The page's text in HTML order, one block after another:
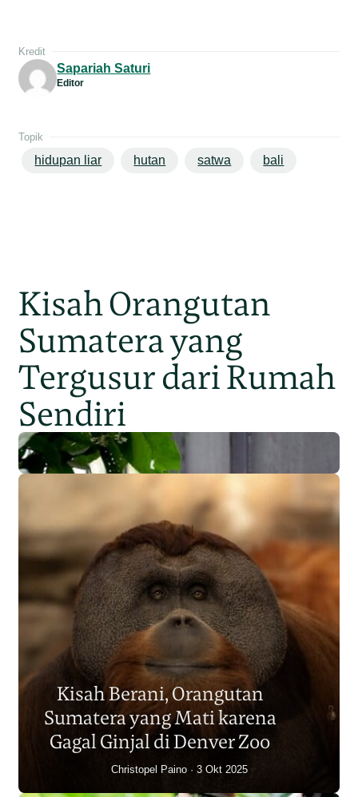
Kredit
Sapariah Saturi
Editor
Topik
hidupan liar hutan satwa bali
Kisah Orangutan
Sumatera yang
Tergusur dari Rumah
Sendiri
Populasi Orangutan
Sumatera Berkurang 2.700
Individu dalam Satu Dekade?
Junaidi Hanafiah 14 Jul 2026
Kisah Berani, Orangutan
Sumatera yang Mati karena
Gagal Ginjal di Denver Zoo
Christopel Paino 3 Okt 2025